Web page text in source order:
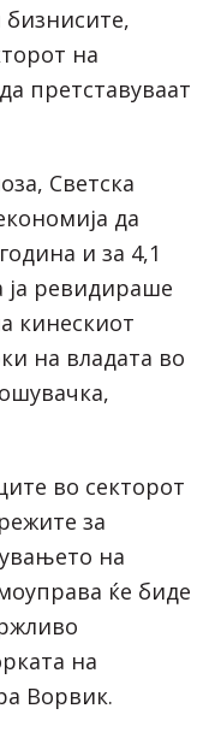
на
претставуваат
Светска
да
и за 4,1
ја ревидираше
кинескиот
на владата во
во секторот
за
на
ќе биде
на
Ворвик.